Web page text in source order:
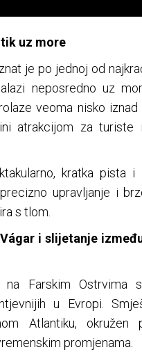
uz more
je po jednoj od
neposredno uz
veoma nisko iznad
atrakcijom za turiste
kratka pista
upravljanje i
s tlom.
i slijetanje
na Farskim Ostrvima
u Evropi.
Atlantiku, okružen
promjenama.